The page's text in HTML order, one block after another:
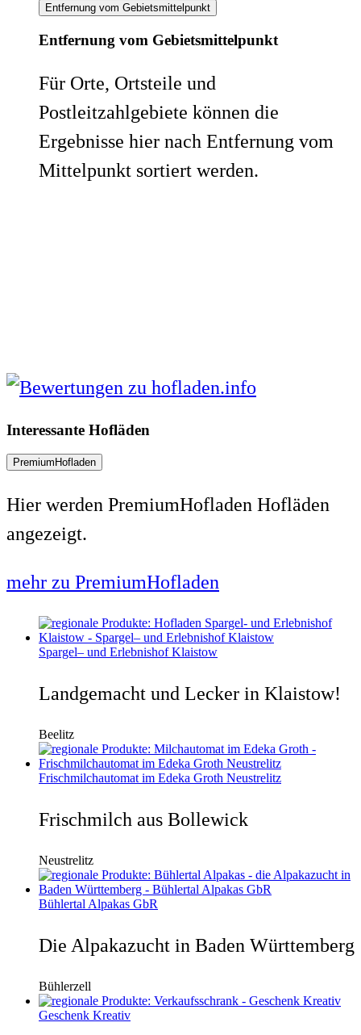
Entfernung vom Gebietsmittelpunkt
Entfernung vom Gebietsmittelpunkt
Für Orte, Ortsteile und
Postleitzahlgebiete können die
Ergebnisse hier nach Entfernung vom
Mittelpunkt sortiert werden.
Interessante Hofläden
PremiumHofladen
Hier werden PremiumHofladen Hofläden
angezeigt.
mehr zu PremiumHofladen
Spargel– und Erlebnishof Klaistow
Landgemacht und Lecker in Klaistow!
Beelitz
Frischmilchautomat im Edeka Groth Neustrelitz
Frischmilch aus Bollewick
Neustrelitz
Bühlertal Alpakas GbR
Die Alpakazucht in Baden Württemberg
Bühlerzell
Geschenk Kreativ